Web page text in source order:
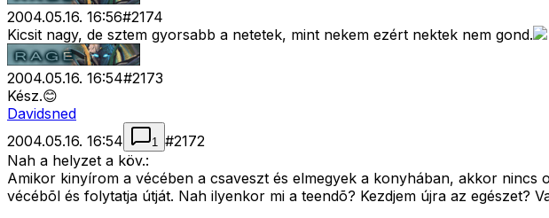
2004.05.16. 16:56#2174
Kicsit nagy, de sztem gyorsabb a netetek, mint nekem ezért nektek nem gond.
2004.05.16. 16:54#2173
Kész.😊
Davidsned
2004.05.16. 16:54
1 #2172
Nah a helyzet a köv.:
Amikor kinyírom a vécében a csaveszt és elmegyek a konyhában, akkor
vécébõl és folytatja útját. Nah ilyenkor mi a teendõ? Kezdjem újra az egészet?